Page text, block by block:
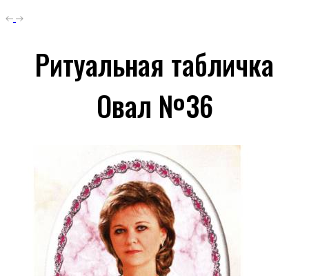
Ритуальная табличка
Овал №36